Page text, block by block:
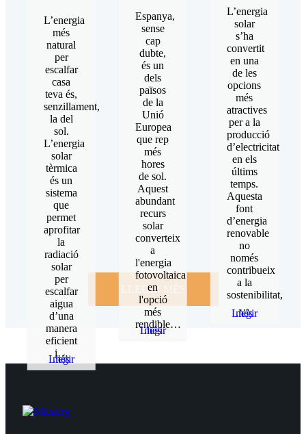
L’energia
més
natural
per
escalfar
casa
teva és,
senzillament,
la del
sol.
L’energia
solar
tèrmica
és un
sistema
que
permet
aprofitar
la
radiació
solar
per
escalfar
aigua
d’una
manera
eficient
i…
Llegir més
Espanya,
sense
cap
dubte,
és un
dels
països
de la
Unió
Europea
que rep
més
hores
de sol.
Aquest
abundant
recurs
solar
converteix
a
l'energia
fotovoltaica
en
l'opció
més
rendible…
Llegir més
L’energia
solar
s’ha
convertit
en una
de les
opcions
més
atractives
per a la
producció
d’electricitat
en els
últims
temps.
Aquesta
font
d’energia
renovable
no
només
contribueix
a la
sostenibilitat,
…
Llegir més
LLEGIR MÉS